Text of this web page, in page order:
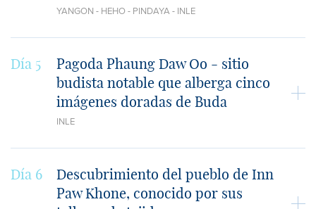
YANGON - HEHO - PINDAYA - INLE
Día 5
Pagoda Phaung Daw Oo - sitio
budista notable que alberga cinco
imágenes doradas de Buda
INLE
Día 6
Descubrimiento del pueblo de Inn
Paw Khone, conocido por sus